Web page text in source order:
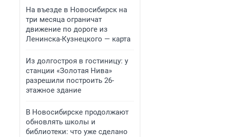
На въезде в Новосибирск на
три месяца ограничат
движение по дороге из
Ленинска-Кузнецкого — карта
Из долгостроя в гостиницу: у
станции «Золотая Нива»
разрешили построить 26-
этажное здание
В Новосибирске продолжают
обновлять школы и
библиотеки: что уже сделано